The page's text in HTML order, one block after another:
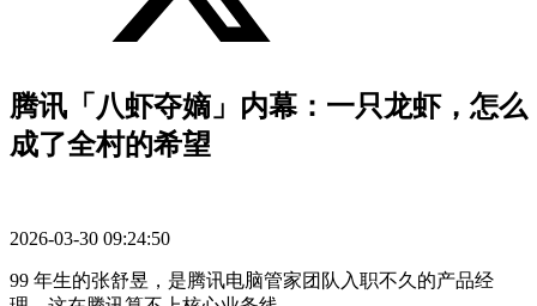
腾讯「八虾夺嫡」内幕：一只龙虾，怎么
成了全村的希望
2026-03-30 09:24:50
99 年生的张舒昱，是腾讯电脑管家团队入职不久的产品经